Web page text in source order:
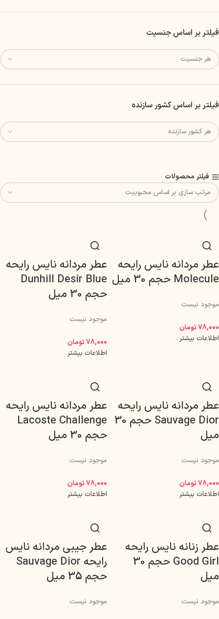
فیلتر بر اساس جنسیت
فیلتر بر اساس کشور سازنده
فیلتر محصولات
عطر مردانه نایس رایحه
Molecule حجم 30 میل
موجود نیست
78,000تومان
اطلاعات بیشتر
عطر مردانه نایس رایحه
Dunhill Desir Blue
حجم 30 میل
موجود نیست
78,000تومان
اطلاعات بیشتر
عطر مردانه نایس رایحه
Sauvage Dior حجم 30
میل
موجود نیست
78,000تومان
اطلاعات بیشتر
عطر مردانه نایس رایحه
Lacoste Challenge
حجم 30 میل
موجود نیست
78,000تومان
اطلاعات بیشتر
عطر زنانه نایس رایحه
Good Girl حجم 30
میل
موجود نیست
عطر جیبی مردانه نایس
رایحه Sauvage Dior
حجم 35 میل
موجود نیست